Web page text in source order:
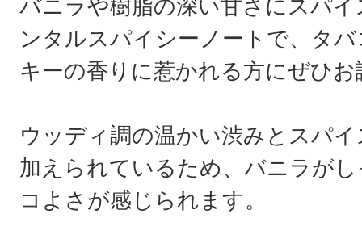
バニラや樹脂の深い甘さにスパ
ンタルスパイシーノートで、タ
キーの香りに惹かれる方にぜひ
ウッディ調の温かい渋みとスパ
加えられているため、バニラが
コよさが感じられます。